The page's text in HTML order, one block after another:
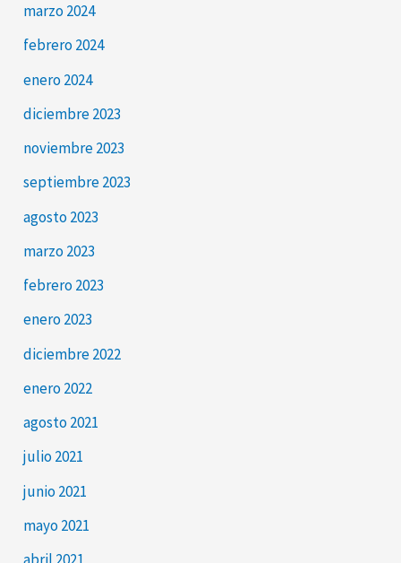
marzo 2024
febrero 2024
enero 2024
diciembre 2023
noviembre 2023
septiembre 2023
agosto 2023
marzo 2023
febrero 2023
enero 2023
diciembre 2022
enero 2022
agosto 2021
julio 2021
junio 2021
mayo 2021